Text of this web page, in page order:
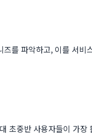
를 파악하고, 이를 서
중반 사용자들이 가